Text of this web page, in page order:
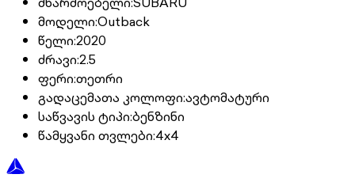
მოდელი:Outback
წელი:2020
ძრავი:2.5
ფერი:თეთრი
გადაცემათა კოლოფი:ავტომატური
საწვავის ტიპი:ბენზინი
წამყვანი თვლები:4x4